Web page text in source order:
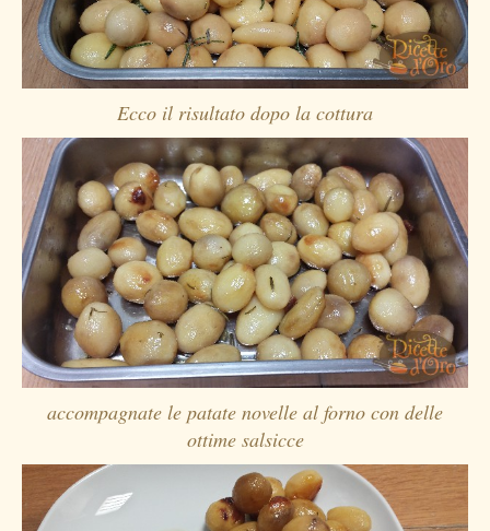
Ecco il risultato dopo la cottura
accompagnate le patate novelle al forno con delle
ottime salsicce